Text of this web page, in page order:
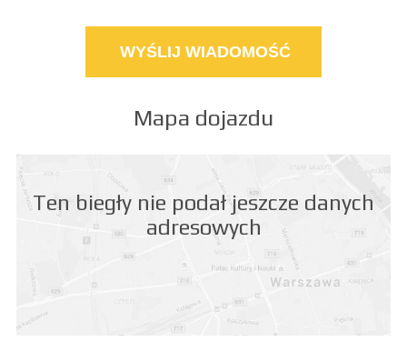
Mapa dojazdu
Ten biegły nie podał jeszcze danych
adresowych